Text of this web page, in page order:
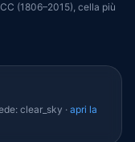
(1806–2015), cella più
clear_sky ·apri la